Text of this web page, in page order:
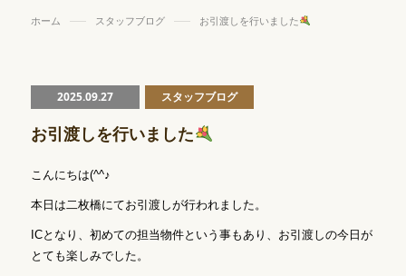
ホーム スタッフブログ お引渡しを行いました
2025.09.27 スタッフブログ
お引渡しを行いました
こんにちは(^^♪
本日は二枚橋にてお引渡しが行われました。
ICとなり、初めての担当物件という事もあり、お引渡しの今日が
とても楽しみでした。